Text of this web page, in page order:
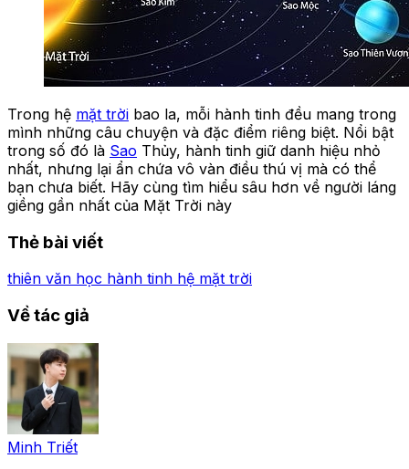
Trong hệ mặt trời bao la, mỗi hành tinh đều mang trong
mình những câu chuyện và đặc điểm riêng biệt. Nổi bật
trong số đó là Sao Thủy, hành tinh giữ danh hiệu nhỏ
nhất, nhưng lại ẩn chứa vô vàn điều thú vị mà có thể
bạn chưa biết. Hãy cùng tìm hiểu sâu hơn về người láng
giềng gần nhất của Mặt Trời này
Thẻ bài viết
thiên văn học hành tinh hệ mặt trời
Về tác giả
Minh Triết